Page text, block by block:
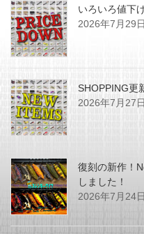
いろいろ値下
2026年7月29日
SHOPPING更
2026年7月27日
復刻の新作！
しました！
2026年7月24日